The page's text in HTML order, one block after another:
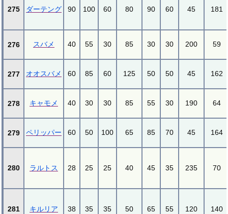
275 ダーテング 90 100 60 80 90 60 45 181
276 スバメ 40 55 30 85 30 30 200 59
277 オオスバメ 60 85 60 125 50 50 45 162
278 キャモメ 40 30 30 85 55 30 190 64
279 ペリッパー 60 50 100 65 85 70 45 164
280 ラルトス 28 25 25 40 45 35 235 70
281 キルリア 38 35 35 50 65 55 120 140